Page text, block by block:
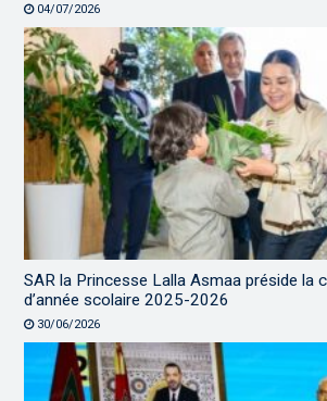
04/07/2026
SAR la Princesse Lalla Asmaa préside la
d’année scolaire 2025-2026
30/06/2026